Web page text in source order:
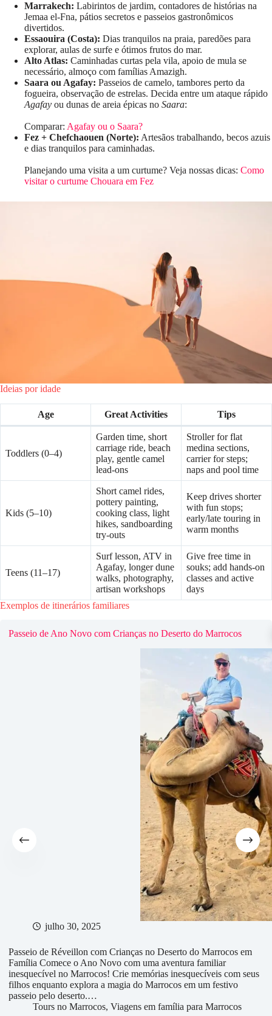
Marrakech: Labirintos de jardim, contadores de histórias na
Jemaa el-Fna, pátios secretos e passeios gastronômicos
divertidos.
Essaouira (Costa): Dias tranquilos na praia, paredões para
explorar, aulas de surfe e ótimos frutos do mar.
Alto Atlas: Caminhadas curtas pela vila, apoio de mula se
necessário, almoço com famílias Amazigh.
Saara ou Agafay: Passeios de camelo, tambores perto da
fogueira, observação de estrelas. Decida entre um ataque rápido
Agafay ou dunas de areia épicas no Saara:
Comparar: Agafay ou o Saara?
Fez + Chefchaouen (Norte): Artesãos trabalhando, becos azuis
e dias tranquilos para caminhadas.
Planejando uma visita a um curtume? Veja nossas dicas: Como
visitar o curtume Chouara em Fez
Ideias por idade
Age Great Activities Tips
Toddlers (0–4)
Garden time, short
carriage ride, beach
play, gentle camel
lead-ons
Stroller for flat
medina sections,
carrier for steps;
naps and pool time
Kids (5–10)
Short camel rides,
pottery painting,
cooking class, light
hikes, sandboarding
try-outs
Keep drives shorter
with fun stops;
early/late touring in
warm months
Teens (11–17)
Surf lesson, ATV in
Agafay, longer dune
walks, photography,
artisan workshops
Give free time in
souks; add hands-on
classes and active
days
Exemplos de itinerários familiares
Passeio de Ano Novo com Crianças no Deserto do Marrocos
julho 30, 2025
Passeio de Réveillon com Crianças no Deserto do Marrocos em
Família Comece o Ano Novo com uma aventura familiar
inesquecível no Marrocos! Crie memórias inesquecíveis com seus
filhos enquanto explora a magia do Marrocos em um festivo
passeio pelo deserto.…
Tours no Marrocos, Viagens em família para Marrocos